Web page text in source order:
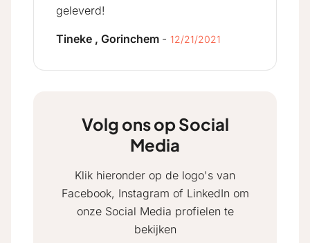
geleverd!
Tineke , Gorinchem - 12/21/2021
Volg ons op Social
Media
Klik hieronder op de logo's van
Facebook, Instagram of LinkedIn om
onze Social Media profielen te
bekijken